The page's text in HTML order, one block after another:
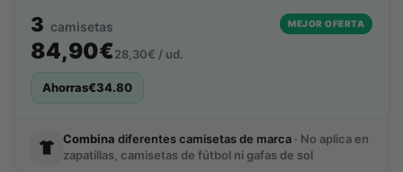
3 camisetas MEJOR OFERTA
84,90€28,30€ / ud.
Ahorras€34.80
Combina diferentes camisetas de marca · No aplica en
zapatillas, camisetas de fútbol ni gafas de sol